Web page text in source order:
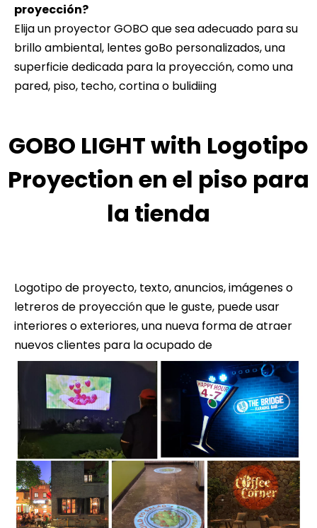
proyección?
Elija un proyector GOBO que sea adecuado para su
brillo ambiental, lentes goBo personalizados, una
superficie dedicada para la proyección, como una
pared, piso, techo, cortina o bulidiing
GOBO LIGHT with Logotipo
Proyection en el piso para
la tienda
Logotipo de proyecto, texto, anuncios, imágenes o
letreros de proyección que le guste, puede usar
interiores o exteriores, una nueva forma de atraer
nuevos clientes para la ocupado de